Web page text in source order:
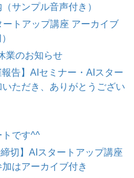
サンプル音声付き）
ートアップ講座 アーカイブ
業のお知らせ
告】AIセミナー・AIスター
いただき、ありがとうござい
トです^^
切】AIスタートアップ講座
はアーカイブ付き